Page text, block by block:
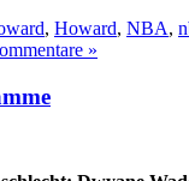
, Howard, NBA,
»